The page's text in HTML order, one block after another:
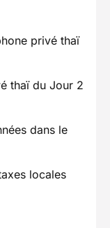
privé thaï
thaï du Jour 2
dans le
locales